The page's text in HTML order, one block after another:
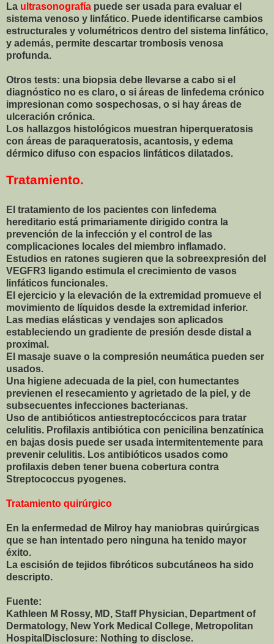
La ultrasonografía puede ser usada para evaluar el
sistema venoso y linfático. Puede identificarse cambios
estructurales y volumétricos dentro del sistema linfático,
y además, permite descartar trombosis venosa
profunda.
Otros tests: una biopsia debe llevarse a cabo si el
diagnóstico no es claro, o si áreas de linfedema crónico
impresionan como sospechosas, o si hay áreas de
ulceración crónica.
Los hallazgos histológicos muestran hiperqueratosis
con áreas de paraqueratosis, acantosis, y edema
dérmico difuso con espacios linfáticos dilatados.
Tratamiento.
El tratamiento de los pacientes con linfedema
hereditario está primariamente dirigido contra la
prevención de la infección y el control de las
complicaciones locales del miembro inflamado.
Estudios en ratones sugieren que la sobreexpresión del
VEGFR3 ligando estimula el crecimiento de vasos
linfáticos funcionales.
El ejercicio y la elevación de la extremidad promueve el
movimiento de líquidos desde la extremidad inferior.
Las medias elásticas y vendajes son aplicados
estableciendo un gradiente de presión desde distal a
proximal.
El masaje suave o la compresión neumática pueden ser
usados.
Una higiene adecuada de la piel, con humectantes
previenen el resecamiento y agrietado de la piel, y de
subsecuentes infecciones bacterianas.
Uso de antibióticos antiestreptocóccicos para tratar
celulitis. Profilaxis antibiótica con penicilina benzatínica
en bajas dosis puede ser usada intermitentemente para
prevenir celulitis. Los antibióticos usados como
profilaxis deben tener buena cobertura contra
Streptococcus pyogenes.
Tratamiento quirúrgico
En la enfermedad de Milroy hay maniobras quirúrgicas
que se han intentado pero ninguna ha tenido mayor
éxito.
La escisión de tejidos fibróticos subcutáneos ha sido
descripto.
Fuente:
Kathleen M Rossy, MD, Staff Physician, Department of
Dermatology, New York Medical College, Metropolitan
HospitalDisclosure: Nothing to disclose.